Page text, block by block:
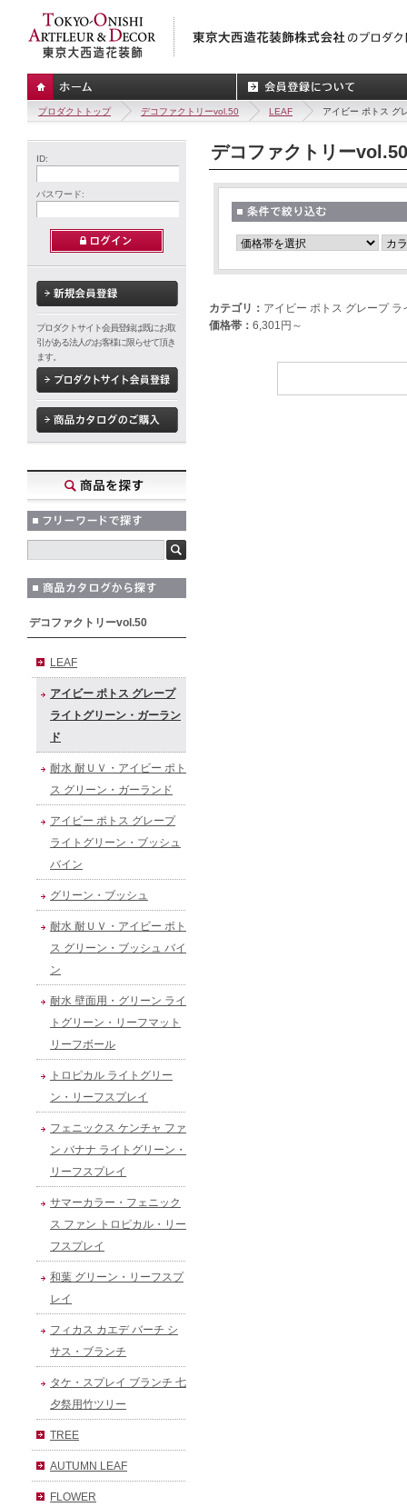
プロダクトトップ デコファクトリーvol.50 LEAF アイビー ポトス グ
ID:
パスワード:
プロダクトサイト会員登録は既にお取
引がある法人のお客様に限らせて頂き
ます。
デコファクトリーvol.50
LEAF
アイビー ポトス グレープ
ライトグリーン・ガーラン
ド
耐水 耐ＵＶ・アイビー ポト
ス グリーン・ガーランド
アイビー ポトス グレープ
ライトグリーン・ブッシュ
バイン
グリーン・ブッシュ
耐水 耐ＵＶ・アイビー ポト
ス グリーン・ブッシュ バイ
ン
耐水 壁面用・グリーン ライ
トグリーン・リーフマット
リーフボール
トロピカル ライトグリー
ン・リーフスプレイ
フェニックス ケンチャ ファ
ン バナナ ライトグリーン・
リーフスプレイ
サマーカラー・フェニック
ス ファン トロピカル・リー
フスプレイ
和葉 グリーン・リーフスプ
レイ
フィカス カエデ バーチ シ
サス・ブランチ
タケ・スプレイ ブランチ 七
夕祭用竹ツリー
TREE
AUTUMN LEAF
FLOWER
デコファクトリーvol.50
カテゴリ： アイビー ポトス グレープ
価格帯： 6,301円～